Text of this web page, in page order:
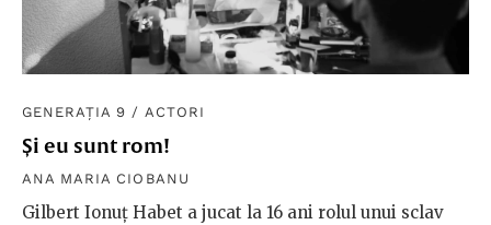
GENERAȚIA 9 / ACTORI
Și eu sunt rom!
ANA MARIA CIOBANU
Gilbert Ionuț Habet a jucat la 16 ani rolul unui sclav